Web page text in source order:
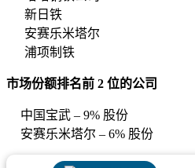
新日铁
安赛乐米塔尔
浦项制铁
市场份额排名前 2 位的公司
中国宝武 – 9% 股份
安赛乐米塔尔 – 6% 股份